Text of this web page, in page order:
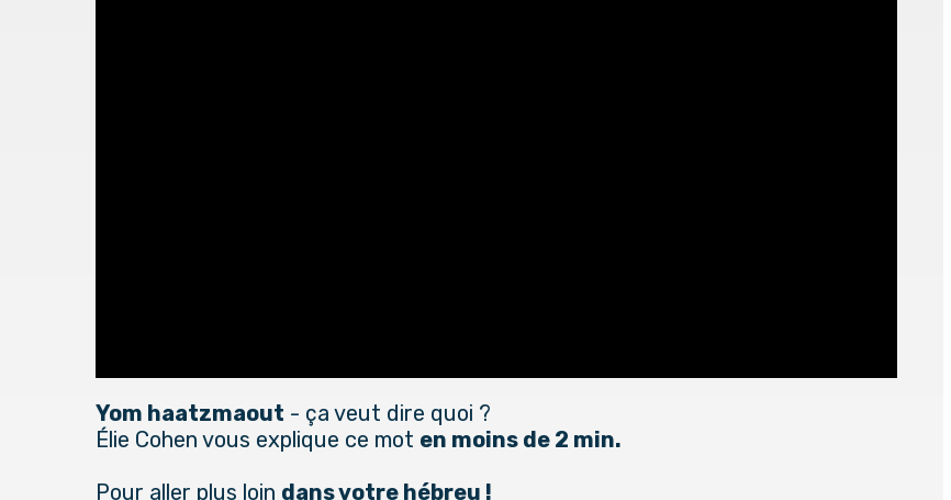
Yom haatzmaout - ça veut dire quoi ?
Élie Cohen vous explique ce mot en moins de 2 min.
Pour aller plus loin dans votre hébreu !